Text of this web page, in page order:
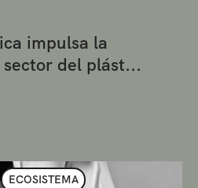
impulsa la
del plást...
ECOSISTEMA